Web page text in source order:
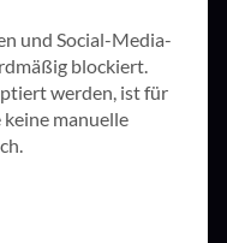
Umsetzung. KI
effizienter
stärken – ob in
Gleichzeitig
der Region Karlsruhe
Forschung, Wirtschaft
für die
und Social-Media-
blockiert.
werden, ist für
manuelle